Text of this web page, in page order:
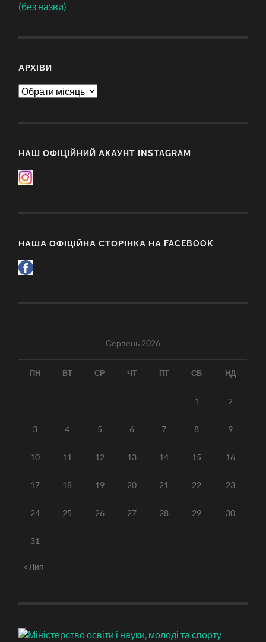
(без назви)
АРХІВИ
Архіви
НАШ ОФІЦІЙНИЙ АКАУНТ INSTAGRAM
НАША ОФІЦІЙНА СТОРІНКА НА FACEBOOK
Серпень 2026
ПН ВТ СР ЧТ ПТ СБ НД
1 2
3 4 5 6 7 8 9
10 11 12 13 14 15 16
17 18 19 20 21 22 23
24 25 26 27 28 29 30
31
« Лип